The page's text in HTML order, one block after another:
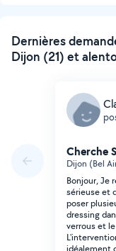
Dernières
Dijon (21) et
Cherche
Dijon (Bel
Bonjour, Je
sérieuse et
poser
dressing
verrous et
idéalement